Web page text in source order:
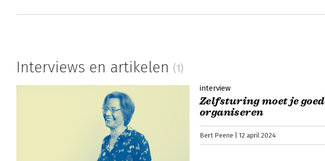
Interviews en artikelen (1)
interview
Zelfsturing moet je goed
organiseren
Bert Peene 12 april 2024